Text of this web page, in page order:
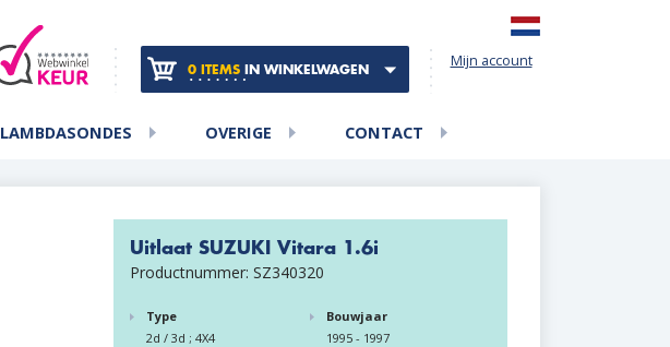
Mijn account
0 ITEMSIN WINKELWAGEN
LAMBDASONDES OVERIGE CONTACT
Uitlaat SUZUKI Vitara 1.6i
Productnummer: SZ340320
Type
2d / 3d ; 4X4
Bouwjaar
1995 - 1997